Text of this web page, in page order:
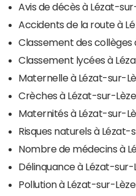
Avis de décès à Lézat-
Accidents de la route à
Classement des collèges
Classement lycées à
Maternelle à Lézat-sur-
Crèches à Lézat-sur-Lèze
Maternités à Lézat-sur-
Risques naturels à Lézat-
Nombre de médecins à
Délinquance à Lézat-sur-
Pollution à Lézat-sur-Lèze